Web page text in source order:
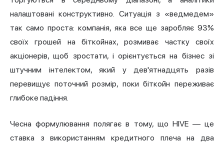
налаштовані конструктивно. Ситуація з «ведмедем»
так само проста: компанія, яка все ще заробляє 93%
своїх грошей на біткойнах, розмиває частку своїх
акціонерів, щоб зростати, і орієнтується на бізнес зі
штучним інтелектом, який у дев'ятнадцять разів
перевищує поточний розмір, поки біткойн переживає
глибоке падіння.
Чесна формулювання полягає в тому, що HIVE — це
ставка з використанням кредитного плеча на два